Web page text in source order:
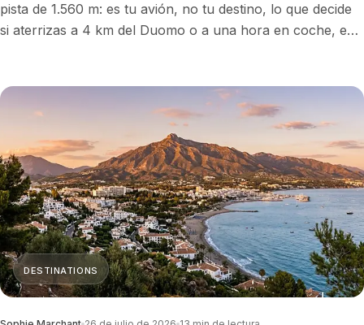
pista de 1.560 m: es tu avión, no tu destino, lo que decide
si aterrizas a 4 km del Duomo o a una hora en coche, en
DESTINATIONS